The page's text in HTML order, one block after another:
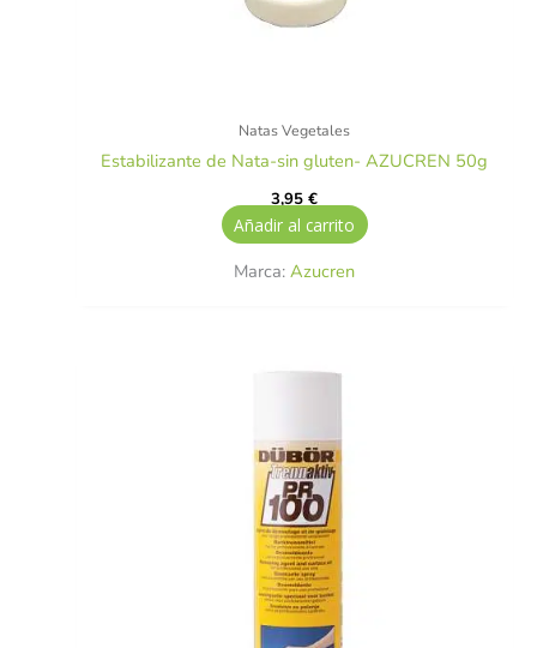
Natas Vegetales
Estabilizante de Nata-sin gluten- AZUCREN 50g
3,95€
Añadir al carrito
Marca:Azucren